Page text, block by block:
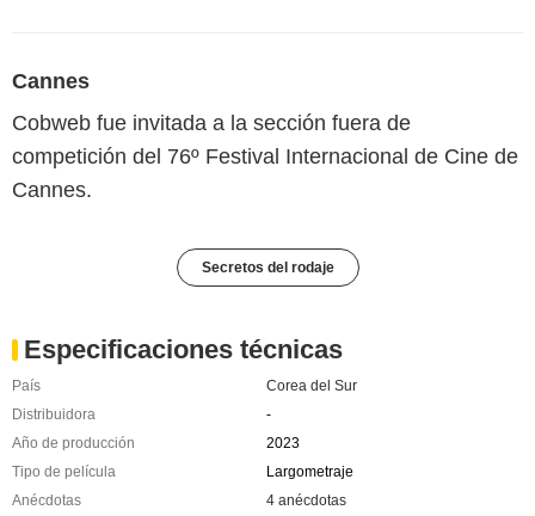
Cannes
Cobweb fue invitada a la sección fuera de
competición del 76º Festival Internacional de Cine de
Cannes.
Secretos del rodaje
Especificaciones técnicas
País
Corea del Sur
Distribuidora
-
Año de producción
2023
Tipo de película
Largometraje
Anécdotas
4 anécdotas